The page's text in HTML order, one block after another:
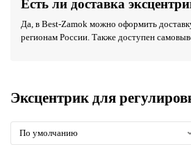
Есть ли доставка
Да, в Best-Zamok можно оформить
регионам России. Также доступен
Эксцентрик для